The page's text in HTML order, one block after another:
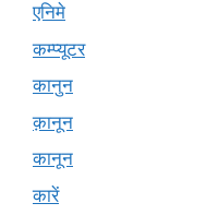
एनिमे
कम्प्यूटर
कानुन
क़ानून
कानून
कारें